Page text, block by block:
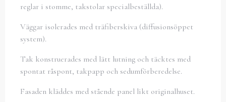
reglar i stomme, takstolar specialbeställda).
Väggar isolerades med träfiberskiva (diffusionsöppet
system).
Tak konstruerades med lätt lutning och täcktes med
spontat råspont, takpapp och sedumförberedelse.
Fasaden kläddes med stående panel likt originalhuset.